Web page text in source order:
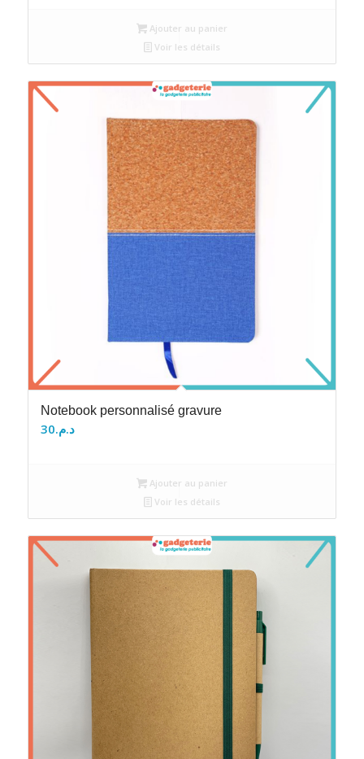
Ajouter au panier
Voir les détails
Notebook personnalisé gravure
د.م.30
Ajouter au panier
Voir les détails